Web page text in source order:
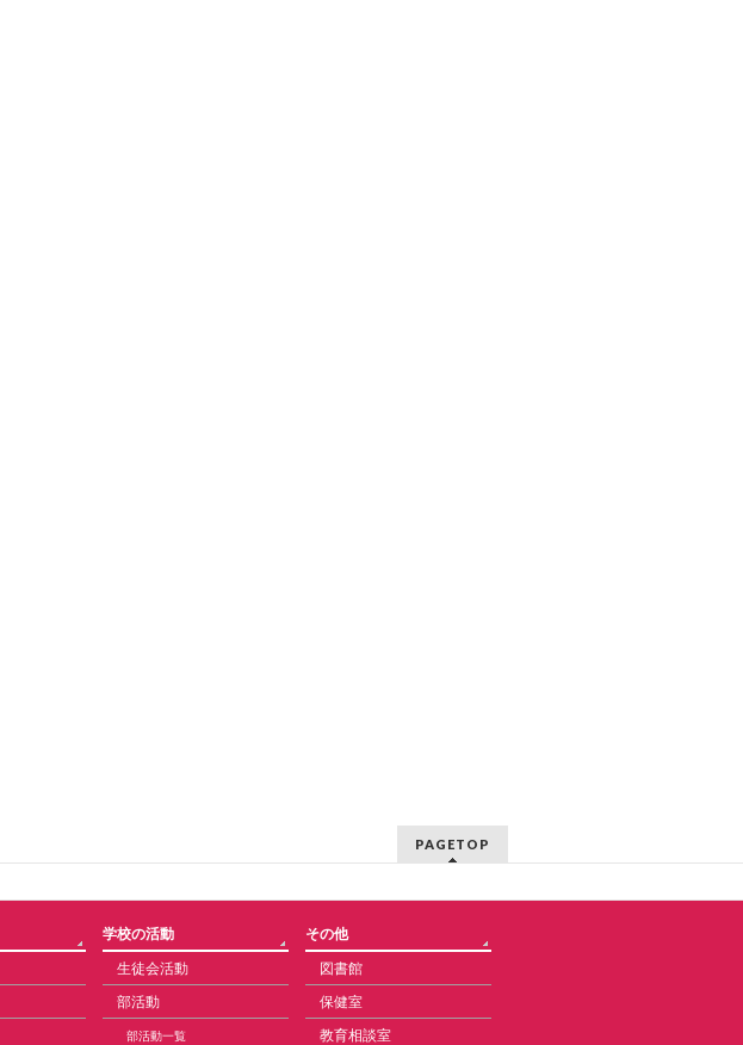
PAGETOP
学校の活動
生徒会活動
部活動
部活動一覧
その他
図書館
保健室
教育相談室